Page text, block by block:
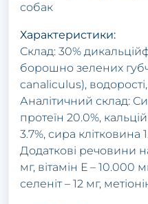
собак
Характеристики:
Склад: 30%
борошно зелених
canaliculus),
Аналітичний склад:
протеїн 20.0%,
3.7%, сира клітковина
Додаткові речовини
мг, вітамін Е – 10.000
селеніт – 12 мг,